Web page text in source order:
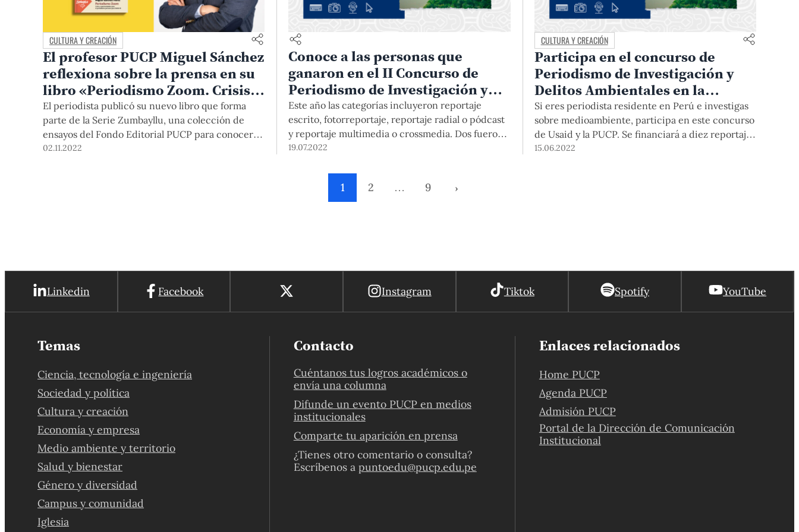
CULTURA Y CREACIÓN
El profesor PUCP Miguel Sánchez
reflexiona sobre la prensa en su
libro «Periodismo Zoom. Crisis y
oportunidades para el
periodismo peruano pos-COVID-
19»
El periodista publicó su nuevo libro que forma
parte de la Serie Zumbayllu, una colección de
ensayos del Fondo Editorial PUCP para conocer el
Perú. La publicación analiza el trabajo de la
02.11.2022
Conoce a las personas que
ganaron en el II Concurso de
Periodismo de Investigación y
Delitos Ambientales en la
Amazonía peruana
Este año las categorías incluyeron reportaje
escrito, fotorreportaje, reportaje radial o pódcast
y reportaje multimedia o crossmedia. Dos fueron
las temáticas: delitos ambientales en contexto
y personas defensoras ambientales.
19.07.2022
CULTURA Y CREACIÓN
Participa en el concurso de
Periodismo de Investigación y
Delitos Ambientales en la
Amazonía peruana
Si eres periodista residente en Perú e investigas
sobre medioambiente, participa en este concurso
de Usaid y la PUCP. Se financiará a diez reportajes
de investigación, con montos que oscilan entre
15.06.2022
1 2 … 9 ›
Linkedin Facebook Instagram Tiktok Spotify YouTube
Temas
Ciencia, tecnología e ingeniería
Sociedad y política
Cultura y creación
Economía y empresa
Medio ambiente y territorio
Salud y bienestar
Género y diversidad
Campus y comunidad
Iglesia
Contacto
Cuéntanos tus logros académicos o
envía una columna
Difunde un evento PUCP en medios
institucionales
Comparte tu aparición en prensa
¿Tienes otro comentario o consulta?
Escríbenos a puntoedu@pucp.edu.pe
Enlaces relacionados
Home PUCP
Agenda PUCP
Admisión PUCP
Portal de la Dirección de Comunicación
Institucional